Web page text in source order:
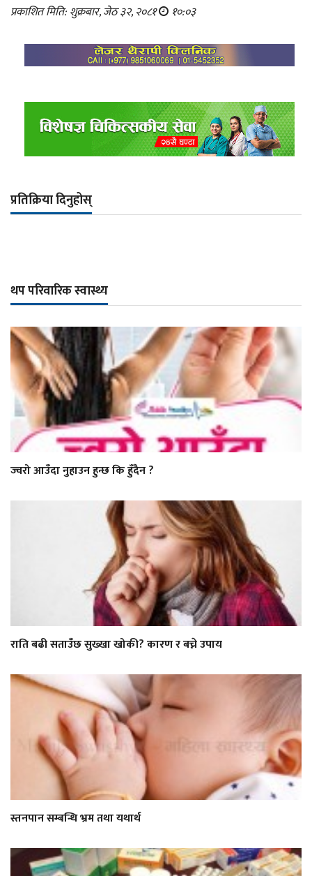
प्रकाशित मिति: शुक्रबार, जेठ ३२, २०८१ १०:०३
प्रतिक्रिया दिनुहोस्
थप परिवारिक स्वास्थ्य
ज्वरो आउँदा नुहाउन हुन्छ कि हुँदैन ?
राति बढी सताउँछ सुख्खा खोकी? कारण र बच्ने उपाय
स्तनपान सम्बन्धि भ्रम तथा यथार्थ